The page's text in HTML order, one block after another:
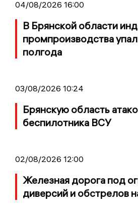
04/08/2026 16:00
В Брянской области
промпроизводства
полгода
03/08/2026 10:24
Брянскую область
беспилотника ВСУ
02/08/2026 12:00
Железная дорога под
диверсий и обстрелов